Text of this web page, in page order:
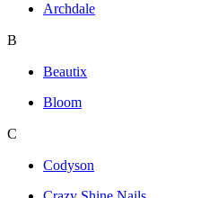
Archdale
B
Beautix
Bloom
C
Codyson